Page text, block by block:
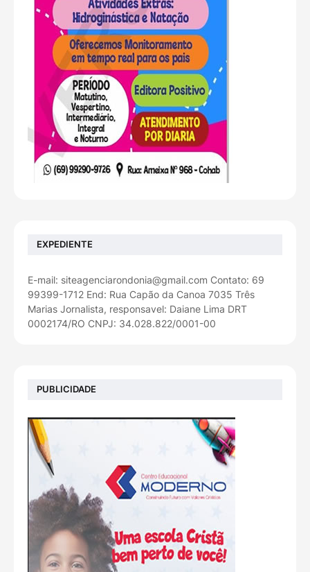
EXPEDIENTE
E-mail: siteagenciarondonia@gmail.com Contato: 69
99399-1712 End: Rua Capão da Canoa 7035 Três
Marias Jornalista, responsavel: Daiane Lima DRT
0002174/RO CNPJ: 34.028.822/0001-00
PUBLICIDADE